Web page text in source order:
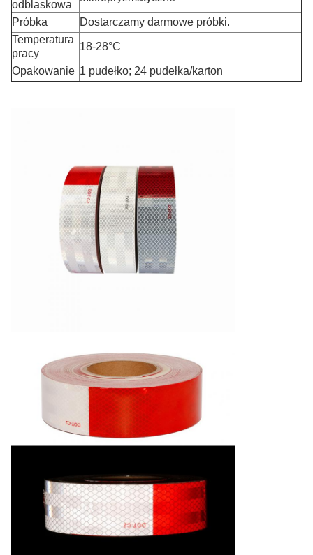
odblaskowa
Próbka
Dostarczamy darmowe próbki.
Temperatura
pracy
18-28°C
Opakowanie 1 pudełko; 24 pudełka/karton